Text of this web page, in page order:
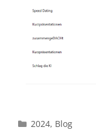
Kategorien
2024, Blog